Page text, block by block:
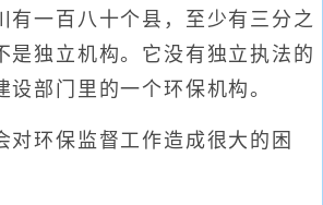
有一百八十个县，至少有三分之
是独立机构。它没有独立执法的
设部门里的一个环保机构。
环保监督工作造成很大的困